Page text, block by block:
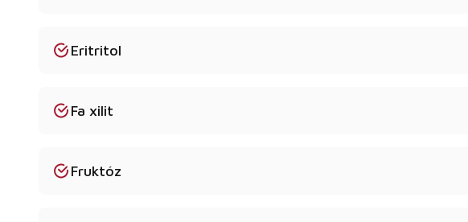
Eritritol
Fa xilit
Fruktóz